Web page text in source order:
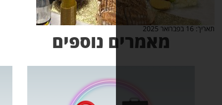
נוספים